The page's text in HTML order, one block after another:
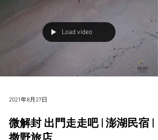
湖花火節| 澎湖民宿 | 撒野旅店
原訂6/12(日)於澎湖舉辦之「2022 泳渡澎湖灣」 延
期至8/28(日)辦理。 另於賽前6/9(四)至6/11(六)舉辦
的水上嘉年華 也延期至8/25(四)至8/27(六)舉行。
念澎湖灣的海風味了嗎? 去年因受疫情影響停辦的
憾 今年就不要再錯過它了...